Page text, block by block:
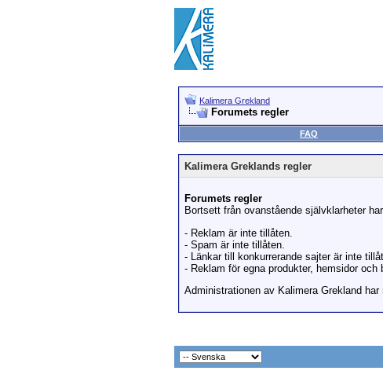
Kalimera Grekland
Forumets regler
FAQ
Kalimera Greklands regler
Forumets regler
Bortsett från ovanstående självklarheter
- Reklam är inte tillåten.
- Spam är inte tillåten.
- Länkar till konkurrerande sajter är inte
- Reklam för egna produkter, hemsidor och
Administrationen av Kalimera Grekland